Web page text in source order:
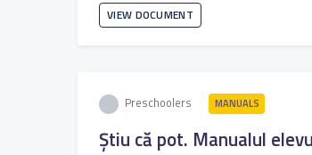
VIEW DOCUMENT
Preschoolers MANUALS
Știu că pot. Manualul